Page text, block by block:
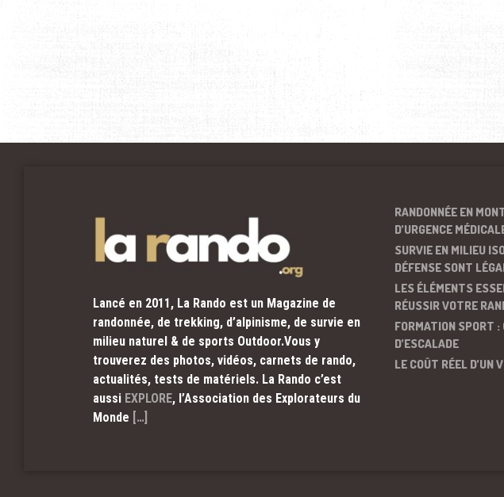
Lancé en 2011, La Rando est un Magazine de
randonnée, de trekking, d’alpinisme, de survie en
milieu naturel & de sports Outdoor.Vous y
trouverez des photos, vidéos, carnets de rando,
actualités, tests de matériels. La Rando c’est
aussi EXPLORE, l’Association des Explorateurs du
Monde […]
RANDONNÉE EN
D’URGENCE
SURVIE EN MILIEU
DÉFENSE SONT
LES ÉLÉMENTS
RÉUSSIR VOTRE
FORMATION SPORT
D’ESCALADE
LE COÛT RÉEL D’UN